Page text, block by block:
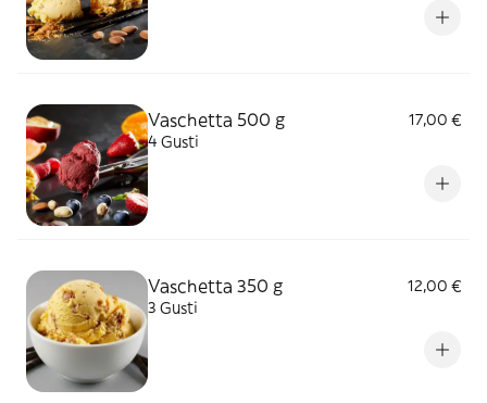
Vaschetta 500 g
17,00 €
4 Gusti
Vaschetta 350 g
12,00 €
3 Gusti